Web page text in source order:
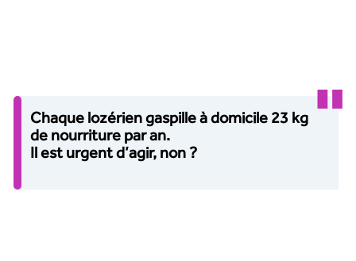
Chaque lozérien gaspille à domicile 23 kg
de nourriture par an.
Il est urgent d’agir, non ?